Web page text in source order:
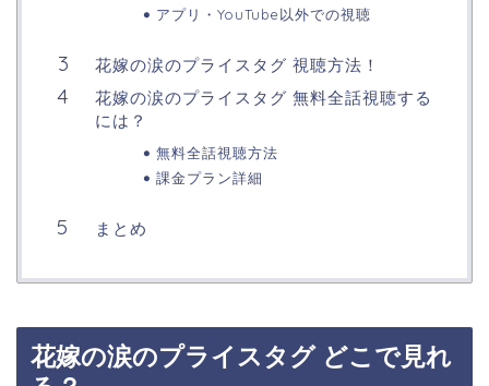
アプリ・YouTube以外での視聴
花嫁の涙のプライスタグ 視聴方法！
花嫁の涙のプライスタグ 無料全話視聴する
には？
無料全話視聴方法
課金プラン詳細
まとめ
花嫁の涙のプライスタグ どこで見れ